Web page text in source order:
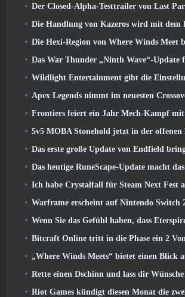
Der Closed-Alpha-Testtrailer von Last Paradise erinnert uns daran, wie es wirklich ist, die
Die Handlung von Kazeros wird mit dem Ends Of The Abyss-Update
Die Hexi-Region von Where Winds Meet bietet immer noch das, was Spieler lieben, und ist
Das War Thunder „Ninth Wave“-Update führt
Wildlight Entertainment gibt die Einstellung des kostenlosen Helden-
Apex Legends nimmt im neuesten Crossover-Event den Kampf mit dem
Frontiers feiert ein Jahr Mech-Kampf mit
5v5 MOBA Stonehold jetzt in der offenen
Das erste große Update von Endfield bringt zahlreiche
Das heutige RuneScape-Update macht das Erlernen der ursprünglichen
Ich habe Crystalfall für Steam Next Fest ausprobiert und
Warframe erscheint auf Nintendo Switch 2 Pünktlich zum nächsten großen
Wenn Sie das Gefühl haben, dass Eterspire „wie Mist läuft“, Der Creative Director sagt,
Bitcraft Online tritt in die Phase ein 2
„Where Winds Meets“ bietet einen Blick auf die erste große
Rette einen Dschinn und lass dir Wünsche erfüllen in der Mirage
Riot Games kündigt diesen Monat die zweite